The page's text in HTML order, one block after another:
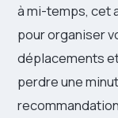
à mi-temps, cet
pour organiser
déplacements
perdre une